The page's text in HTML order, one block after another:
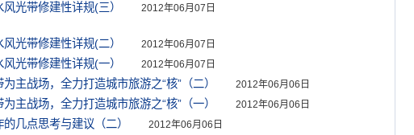
光带修建性详规(三） 2012年06月07日
光带修建性详规(二） 2012年06月07日
光带修建性详规(一） 2012年06月07日
主战场，全力打造城市旅游之“核”（二） 2012年06月06日
主战场，全力打造城市旅游之“核”（一） 2012年06月06日
几点思考与建议（二） 2012年06月06日